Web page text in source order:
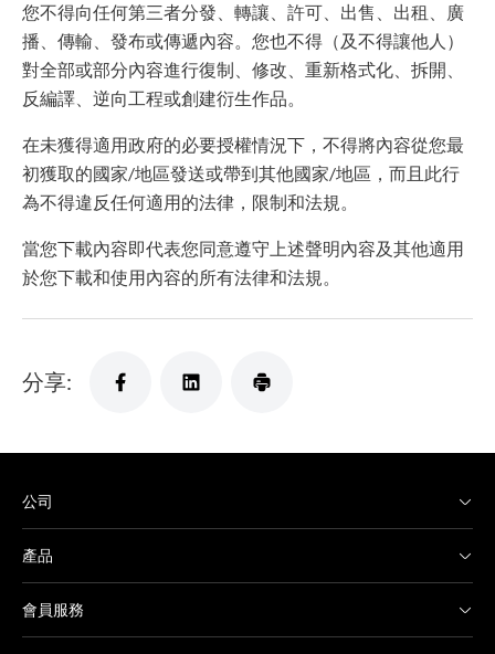
您不得向任何第三者分發、轉讓、許可、出售、出租、廣
播、傳輸、發布或傳遞內容。您也不得（及不得讓他人）
對全部或部分內容進行復制、修改、重新格式化、拆開、
反編譯、逆向工程或創建衍生作品。
在未獲得適用政府的必要授權情況下，不得將內容從您最
初獲取的國家/地區發送或帶到其他國家/地區，而且此行
為不得違反任何適用的法律，限制和法規。
當您下載內容即代表您同意遵守上述聲明內容及其他適用
於您下載和使用內容的所有法律和法規。
分享:
公司
產品
會員服務